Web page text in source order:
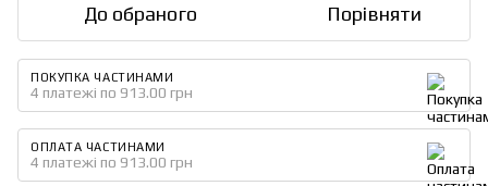
До обраного Порівняти
ПОКУПКА ЧАСТИНАМИ
4 платежі по 913.00 грн
ОПЛАТА ЧАСТИНАМИ
4 платежі по 913.00 грн